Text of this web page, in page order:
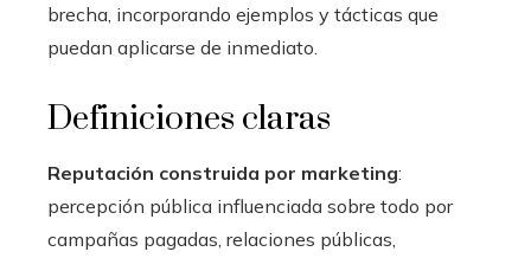
brecha, incorporando ejemplos y tácticas que
puedan aplicarse de inmediato.
Definiciones claras
Reputación construida por marketing:
percepción pública influenciada sobre todo por
campañas pagadas, relaciones públicas,